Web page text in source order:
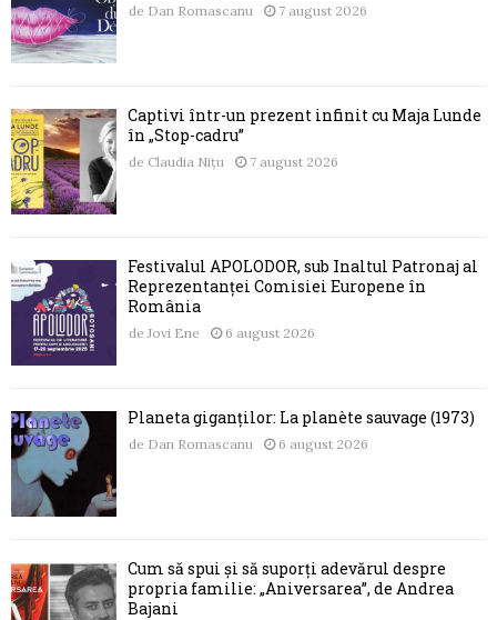
de Dan Romascanu 7 august 2026
Captivi într-un prezent infinit cu Maja Lunde
în „Stop-cadru”
de Claudia Nițu 7 august 2026
Festivalul APOLODOR, sub Înaltul Patronaj al
Reprezentanței Comisiei Europene în
România
de Jovi Ene 6 august 2026
Planeta giganților: La planète sauvage (1973)
de Dan Romascanu 6 august 2026
Cum să spui și să suporți adevărul despre
propria familie: „Aniversarea”, de Andrea
Bajani